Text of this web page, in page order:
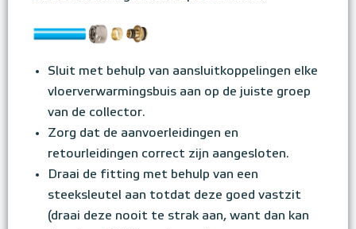
Sluit met behulp van aansluitkoppelingen elke
vloerverwarmingsbuis aan op de juiste groep
van de collector.
Zorg dat de aanvoerleidingen en
retourleidingen correct zijn aangesloten.
Draai de fitting met behulp van een
steeksleutel aan totdat deze goed vastzit
(draai deze nooit te strak aan, want dan kan